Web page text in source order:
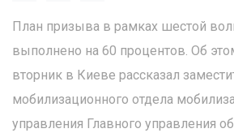
План призыва в рамках шестой
выполнено на 60 процентов. Об
вторник в Киеве рассказал
мобилизационного отдела
управления Главного управления